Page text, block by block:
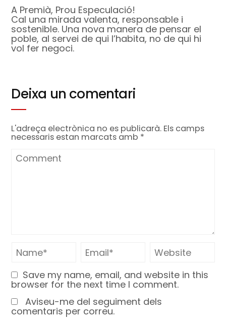
A Premià, Prou Especulació!
Cal una mirada valenta, responsable i
sostenible. Una nova manera de pensar el
poble, al servei de qui l’habita, no de qui hi
vol fer negoci.
Deixa un comentari
L'adreça electrònica no es publicarà. Els camps
necessaris estan marcats amb *
Save my name, email, and website in this
browser for the next time I comment.
Aviseu-me del seguiment dels
comentaris per correu.